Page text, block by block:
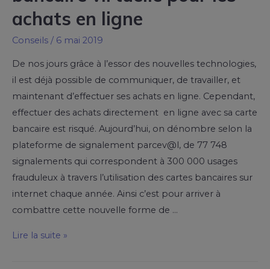
achats en ligne
Conseils / 6 mai 2019
De nos jours grâce à l’essor des nouvelles technologies,
il est déjà possible de communiquer, de travailler, et
maintenant d’effectuer ses achats en ligne. Cependant,
effectuer des achats directement en ligne avec sa carte
bancaire est risqué. Aujourd’hui, on dénombre selon la
plateforme de signalement parcev@l, de 77 748
signalements qui correspondent à 300 000 usages
frauduleux à travers l’utilisation des cartes bancaires sur
internet chaque année. Ainsi c’est pour arriver à
combattre cette nouvelle forme de …
Lire la suite »